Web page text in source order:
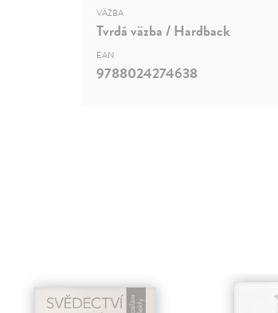
VÄZBA
Tvrdá väzba / Hardback
EAN
9788024274638